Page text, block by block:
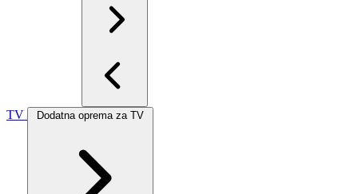
TV Dodatna oprema za TV